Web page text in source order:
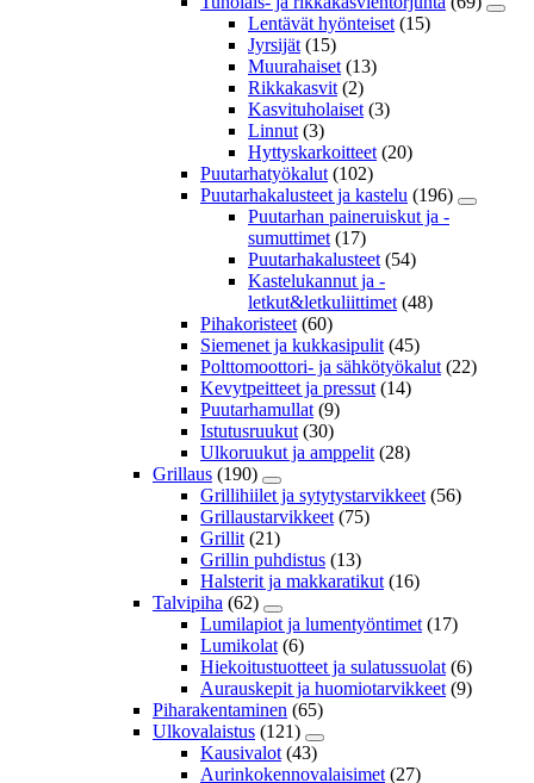
Lentävät hyönteiset (15)
Jyrsijät (15)
Muurahaiset (13)
Rikkakasvit (2)
Kasvituholaiset (3)
Linnut (3)
Hyttyskarkoitteet (20)
Puutarhatyökalut (102)
Puutarhakalusteet ja kastelu (196)
Puutarhan paineruiskut ja -
sumuttimet (17)
Puutarhakalusteet (54)
Kastelukannut ja -
letkut&letkuliittimet (48)
Pihakoristeet (60)
Siemenet ja kukkasipulit (45)
Polttomoottori- ja sähkötyökalut (22)
Kevytpeitteet ja pressut (14)
Puutarhamullat (9)
Istutusruukut (30)
Ulkoruukut ja amppelit (28)
Grillaus (190)
Grillihiilet ja sytytystarvikkeet (56)
Grillaustarvikkeet (75)
Grillit (21)
Grillin puhdistus (13)
Halsterit ja makkaratikut (16)
Talvipiha (62)
Lumilapiot ja lumentyöntimet (17)
Lumikolat (6)
Hiekoitustuotteet ja sulatussuolat (6)
Aurauskepit ja huomiotarvikkeet (9)
Piharakentaminen (65)
Ulkovalaistus (121)
Kausivalot (43)
Aurinkokennovalaisimet (27)